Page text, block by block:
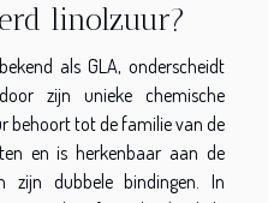
linolzuur?
als GLA, onderscheidt
zijn unieke chemische
behoort tot de familie van de
en is herkenbaar aan de
zijn dubbele bindingen. In